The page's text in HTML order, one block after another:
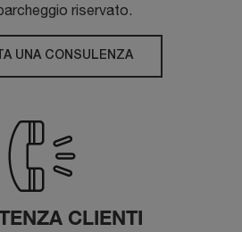
riservato.
UNA CONSULENZA
CLIENTI